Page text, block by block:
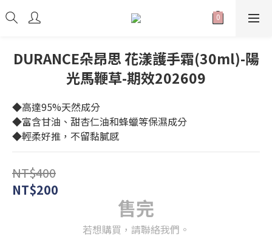
DURANCE朵昂思 花漾護手霜(30ml)-陽
光馬鞭草-期效202609
◆高達95%天然成分
◆富含甘油、甜杏仁油和蜂蠟等保濕成分
◆輕柔好推，不留黏膩感
NT$400
NT$200
售完
若想購買，請聯絡我們。